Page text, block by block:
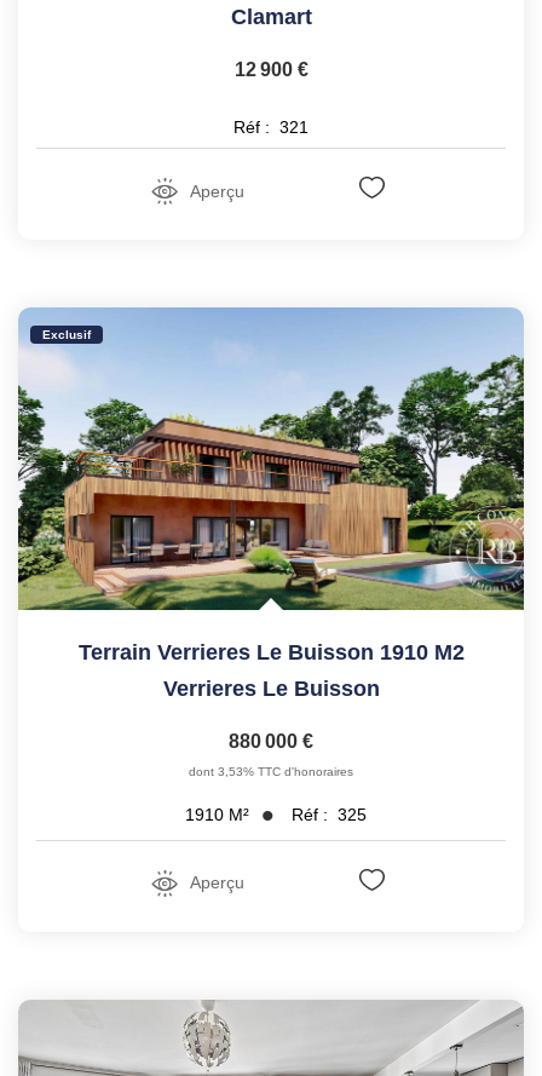
Clamart
12 900 €
Réf : 321
Aperçu
Exclusif
Terrain Verrieres Le Buisson 1910 M2
Verrieres Le Buisson
880 000 €
dont 3,53% TTC d'honoraires
1910 M² Réf : 325
Aperçu